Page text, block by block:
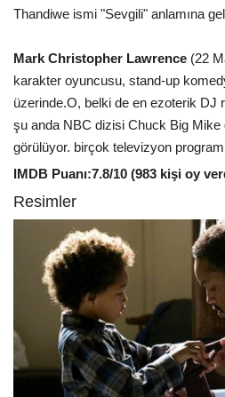
Thandiwe ismi "Sevgili" anlamına
Mark Christopher Lawrence (22
karakter oyuncusu, stand-up
üzerinde.O, belki de en ezoterik DJ
şu anda NBC dizisi Chuck Big Mike
görülüyor. birçok televizyon
IMDB Puanı:7.8/10 (983 kişi oy
Resimler